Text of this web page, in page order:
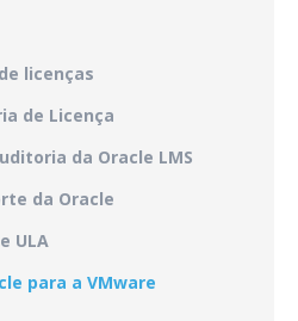
licenças
de Licença
da Oracle LMS
da Oracle
ULA
para a VMware